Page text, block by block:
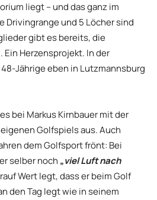
liegt – und das ganz im
Drivingrange und 5 Löcher sind
gibt es bereits, die
Herzensprojekt. In der
Jährige eben in Lutzmannsburg
bei Markus Kirnbauer mit der
Golfspiels aus. Auch
dem Golfsport frönt: Bei
selber noch „viel Luft nach
Wert legt, dass er beim Golf
den Tag legt wie in seinem